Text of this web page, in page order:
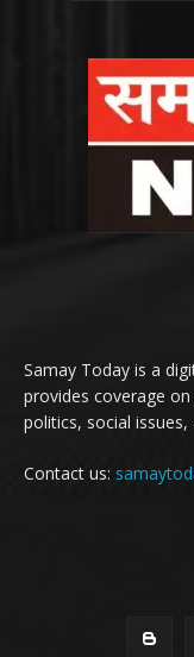
Samay Today is a
provides coverage
politics, social
Contact us: